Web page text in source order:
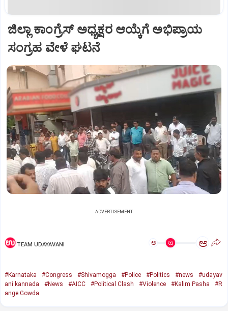
ಜಿಲ್ಲಾ ಕಾಂಗ್ರೆಸ್ ಅಧ್ಯಕ್ಷರ ಆಯ್ಕೆಗೆ ಅಭಿಪ್ರಾಯ
ಸಂಗ್ರಹ ವೇಳೆ ಘಟನೆ
ADVERTISEMENT
TEAM UDAYAVANI ಅ ಅ
#Karnataka #Congress #Shivamogga #Police #Politics #news
#udayav
ani kannada
#News #AICC #Political Clash #Violence #Kalim Pasha
#R
ange Gowda